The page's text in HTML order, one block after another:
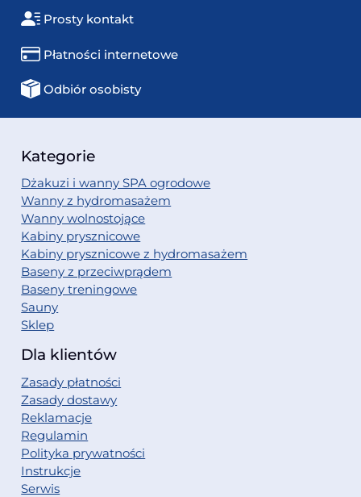
Prosty kontakt
Płatności internetowe
Odbiór osobisty
Kategorie
Dżakuzi i wanny SPA ogrodowe
Wanny z hydromasażem
Wanny wolnostojące
Kabiny prysznicowe
Kabiny prysznicowe z hydromasażem
Baseny z przeciwprądem
Baseny treningowe
Sauny
Sklep
Dla klientów
Zasady płatności
Zasady dostawy
Reklamacje
Regulamin
Polityka prywatności
Instrukcje
Serwis